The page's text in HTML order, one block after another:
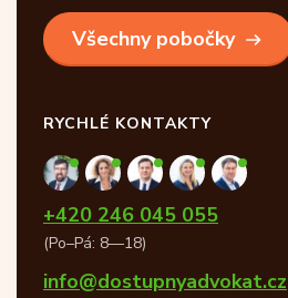
Všechny pobočky
RYCHLÉ KONTAKTY
+420 246 045 055
(Po–Pá: 8—18)
info@dostupnyadvokat.cz